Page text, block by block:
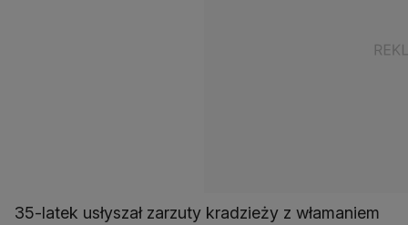
35-latek usłyszał zarzuty kradzieży z włamaniem